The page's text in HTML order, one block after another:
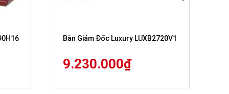
Bàn Giám Đốc Luxury LUXB2720V1
9.230.000₫